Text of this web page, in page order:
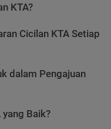
KTA?
Cicilan KTA Setiap
dalam Pengajuan
Baik?